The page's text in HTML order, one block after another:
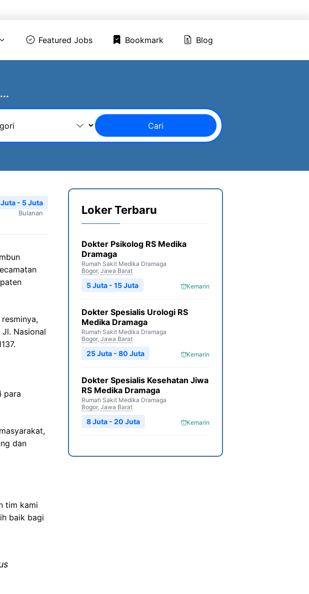
Featured Jobs Bookmark Blog
Cari
- 5 Juta
Bulanan
Nasional
para
dan
tim kami
baik bagi
Loker Terbaru
Dokter Psikolog RS Medika
Dramaga
Rumah Sakit Medika Dramaga
Bogor, Jawa Barat
Kemarin
5 Juta - 15 Juta
Dokter Spesialis Urologi RS
Medika Dramaga
Rumah Sakit Medika Dramaga
Bogor, Jawa Barat
Kemarin
25 Juta - 80 Juta
Dokter Spesialis Kesehatan Jiwa
RS Medika Dramaga
Rumah Sakit Medika Dramaga
Bogor, Jawa Barat
Kemarin
8 Juta - 20 Juta